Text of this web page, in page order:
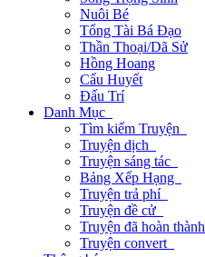
Nuôi Bé
Tổng Tài Bá Đạo
Thần Thoại/Dã Sử
Hồng Hoang
Cẩu Huyết
Đấu Trí
Danh Mục
Tìm kiếm Truyện
Truyện dịch
Truyện sáng tác
Bảng Xếp Hạng
Truyện trả phí
Truyện đề cử
Truyện đã hoàn thành
Truyện convert